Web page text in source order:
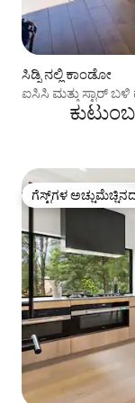
ಸಿಡ್ನಿ ನಲ್ಲಿ ಕಾಂಡೋ
ಐಸಿಸಿ ಮತ್ತು ಸ್ಟಾರ್
ಗೆಸ್ಟ್‌ಗಳ
ಗೆಸ್ಟ್‌ಗಳ